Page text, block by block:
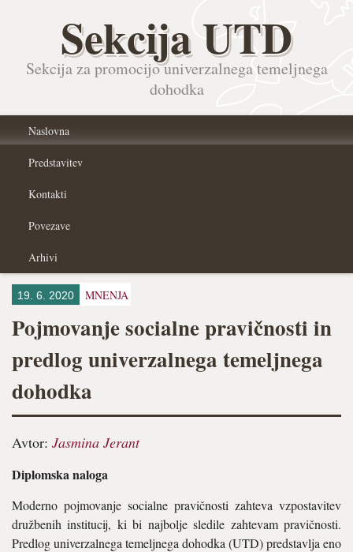
Sekcija UTD
Sekcija za promocijo univerzalnega temeljnega
dohodka
Naslovna
Predstavitev
Kontakti
Povezave
Arhivi
19. 6. 2020 MNENJA
Pojmovanje socialne pravičnosti in
predlog univerzalnega temeljnega
dohodka
Avtor: Jasmina Jerant
Diplomska naloga
Moderno pojmovanje socialne pravičnosti zahteva vzpostavitev
družbenih institucij, ki bi najbolje sledile zahtevam pravičnosti.
Predlog univerzalnega temeljnega dohodka (UTD) predstavlja eno